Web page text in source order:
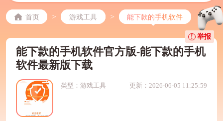
首页 > 游戏工具 > 能下款的手机软件
能下款的手机软件官方版-能下款的手机
软件最新版下载
类型：游戏工具 更新：2026-06-05 11:25:59
举报